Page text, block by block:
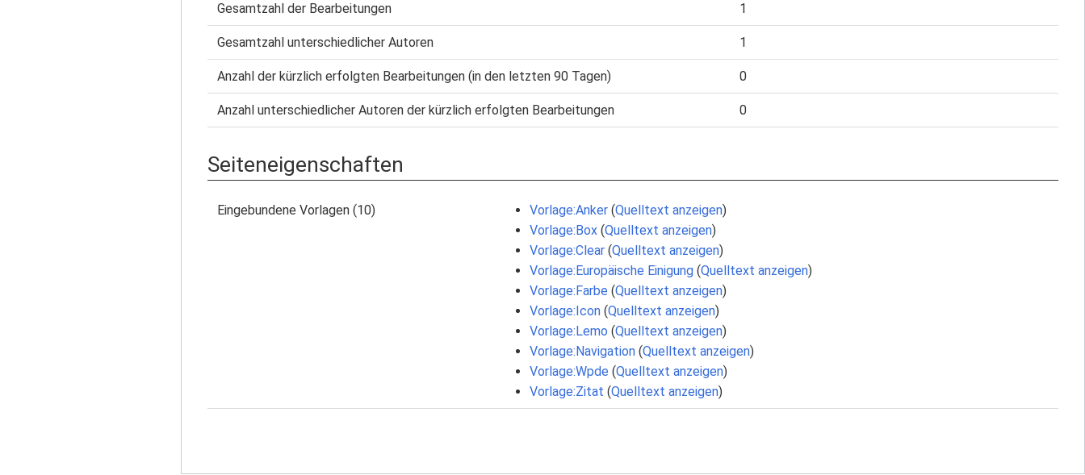
Gesamtzahl der Bearbeitungen 1
Gesamtzahl unterschiedlicher Autoren 1
Anzahl der kürzlich erfolgten Bearbeitungen (in den letzten 90 Tagen) 0
Anzahl unterschiedlicher Autoren der kürzlich erfolgten Bearbeitungen 0
Seiteneigenschaften
Eingebundene Vorlagen (10) Vorlage:Anker (Quelltext anzeigen)
Vorlage:Box (Quelltext anzeigen)
Vorlage:Clear (Quelltext anzeigen)
Vorlage:Europäische Einigung (Quelltext anzeigen)
Vorlage:Farbe (Quelltext anzeigen)
Vorlage:Icon (Quelltext anzeigen)
Vorlage:Lemo (Quelltext anzeigen)
Vorlage:Navigation (Quelltext anzeigen)
Vorlage:Wpde (Quelltext anzeigen)
Vorlage:Zitat (Quelltext anzeigen)